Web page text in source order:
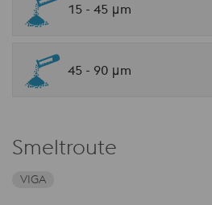
15 - 45 μm
45 - 90 μm
Smeltroute
VIGA